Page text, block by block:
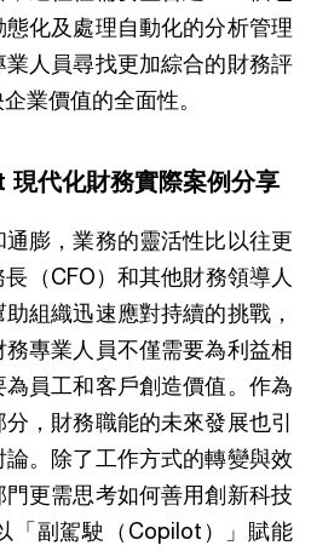
化及處理自動化的分析管理
人員尋找更加綜合的財務評
業價值的全面性。
代化財務實際案例分享
膨，業務的靈活性比以往更
（CFO）和其他財務領導人
組織迅速應對持續的挑戰，
專業人員不僅需要為利益相
員工和客戶創造價值。作為
，財務職能的未來發展也引
。除了工作方式的轉變與效
更需思考如何善用創新科技
「副駕駛（Copilot）」賦能